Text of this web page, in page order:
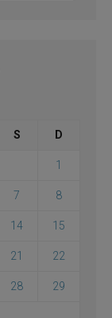
S D
1
7 8
14 15
21 22
28 29